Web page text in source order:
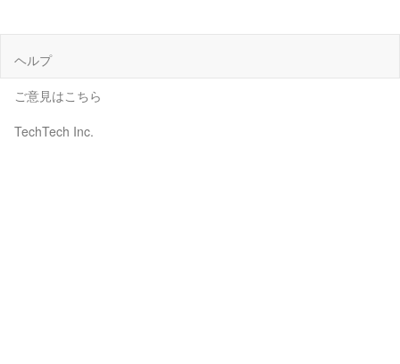
ヘルプ
ご意見はこちら
TechTech Inc.